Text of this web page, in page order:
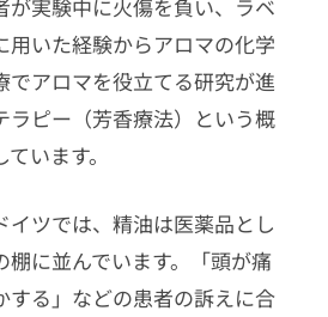
が実験中に火傷を負い、ラベ
用いた経験からアロマの化学
でアロマを役立てる研究が進
ラピー（芳香療法）という概
います。
イツでは、精油は医薬品とし
棚に並んでいます。「頭が痛
する」などの患者の訴えに合